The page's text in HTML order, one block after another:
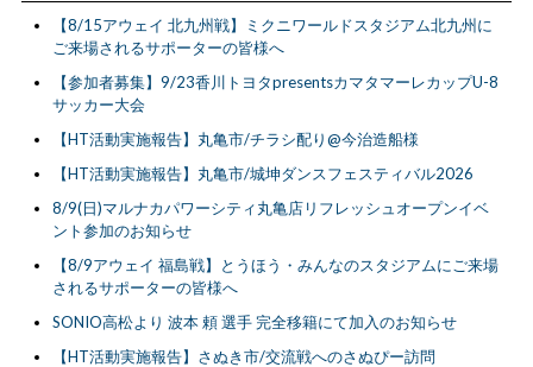
【8/15アウェイ 北九州戦】ミクニワールドスタジアム北九州に
ご来場されるサポーターの皆様へ
【参加者募集】9/23香川トヨタpresentsカマタマーレカップU-8
サッカー大会
【HT活動実施報告】丸亀市/チラシ配り@今治造船様
【HT活動実施報告】丸亀市/城坤ダンスフェスティバル2026
8/9(日)マルナカパワーシティ丸亀店リフレッシュオープンイベ
ント参加のお知らせ
【8/9アウェイ 福島戦】とうほう・みんなのスタジアムにご来場
されるサポーターの皆様へ
SONIO高松より 波本 頼 選手 完全移籍にて加入のお知らせ
【HT活動実施報告】さぬき市/交流戦へのさぬぴー訪問